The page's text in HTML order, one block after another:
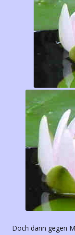
Doch dann gegen